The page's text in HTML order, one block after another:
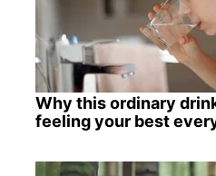
Why this ordinary
feeling your best